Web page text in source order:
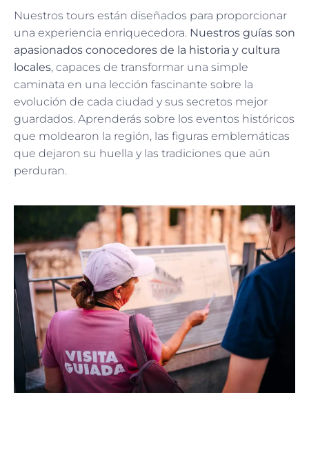
Nuestros tours están diseñados para proporcionar
una experiencia enriquecedora. Nuestros guías son
apasionados conocedores de la historia y cultura
locales, capaces de transformar una simple
caminata en una lección fascinante sobre la
evolución de cada ciudad y sus secretos mejor
guardados. Aprenderás sobre los eventos históricos
que moldearon la región, las figuras emblemáticas
que dejaron su huella y las tradiciones que aún
perduran.